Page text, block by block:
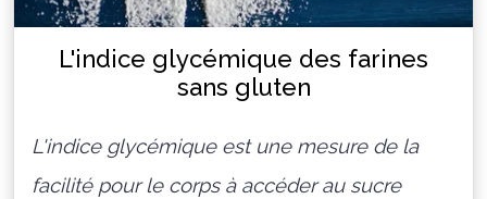
L'indice glycémique des farines
sans gluten
L'indice glycémique est une mesure de la
facilité pour le corps à accéder au sucre